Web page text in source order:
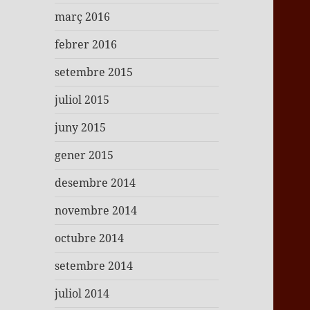
març 2016
febrer 2016
setembre 2015
juliol 2015
juny 2015
gener 2015
desembre 2014
novembre 2014
octubre 2014
setembre 2014
juliol 2014